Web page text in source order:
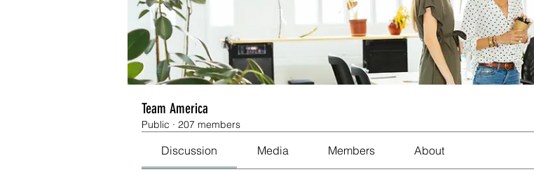
Team America
Public · 207 members
Discussion Media Members About